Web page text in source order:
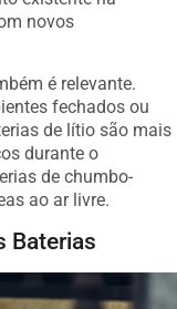
novos
é relevante.
fechados ou
de lítio são mais
durante o
de chumbo-
ao ar livre.
Baterias